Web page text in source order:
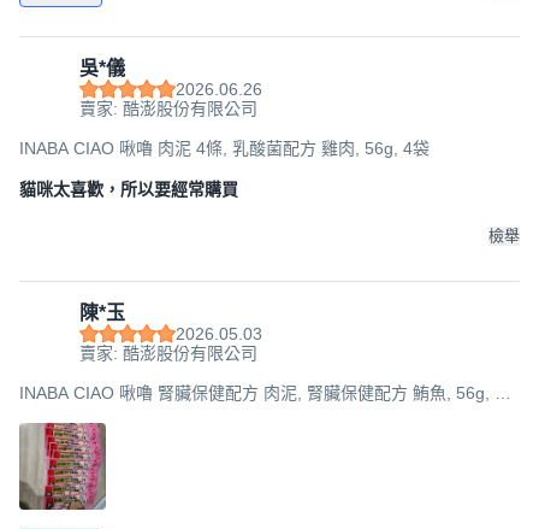
吳*儀
2026.06.26
賣家: 酷澎股份有限公司
INABA CIAO 啾嚕 肉泥 4條, 乳酸菌配方 雞肉, 56g, 4袋
貓咪太喜歡，所以要經常購買
檢舉
陳*玉
2026.05.03
賣家: 酷澎股份有限公司
INABA CIAO 啾嚕 腎臟保健配方 肉泥, 腎臟保健配方 鮪魚, 56g, 12